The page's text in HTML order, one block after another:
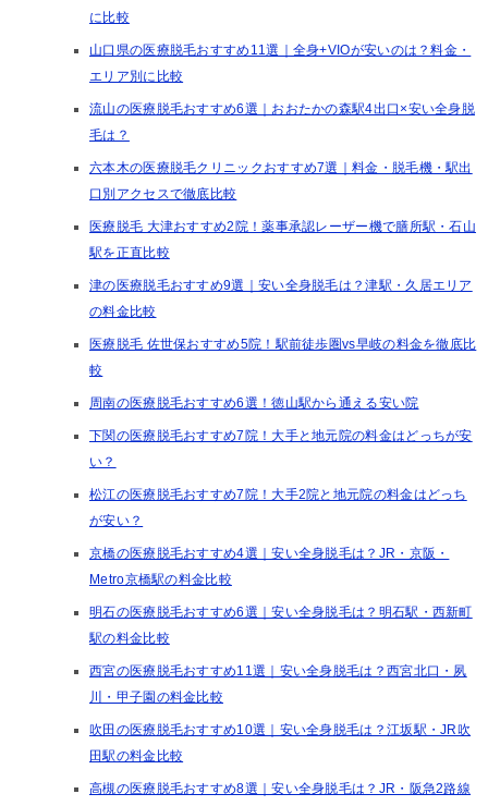
に比較
山口県の医療脱毛おすすめ11選｜全身+VIOが安いのは？料金・
エリア別に比較
流山の医療脱毛おすすめ6選｜おおたかの森駅4出口×安い全身脱
毛は？
六本木の医療脱毛クリニックおすすめ7選｜料金・脱毛機・駅出
口別アクセスで徹底比較
医療脱毛 大津おすすめ2院！薬事承認レーザー機で膳所駅・石山
駅を正直比較
津の医療脱毛おすすめ9選｜安い全身脱毛は？津駅・久居エリア
の料金比較
医療脱毛 佐世保おすすめ5院！駅前徒歩圏vs早岐の料金を徹底比
較
周南の医療脱毛おすすめ6選！徳山駅から通える安い院
下関の医療脱毛おすすめ7院！大手と地元院の料金はどっちが安
い？
松江の医療脱毛おすすめ7院！大手2院と地元院の料金はどっち
が安い？
京橋の医療脱毛おすすめ4選｜安い全身脱毛は？JR・京阪・
Metro京橋駅の料金比較
明石の医療脱毛おすすめ6選｜安い全身脱毛は？明石駅・西新町
駅の料金比較
西宮の医療脱毛おすすめ11選｜安い全身脱毛は？西宮北口・夙
川・甲子園の料金比較
吹田の医療脱毛おすすめ10選｜安い全身脱毛は？江坂駅・JR吹
田駅の料金比較
高槻の医療脱毛おすすめ8選｜安い全身脱毛は？JR・阪急2路線